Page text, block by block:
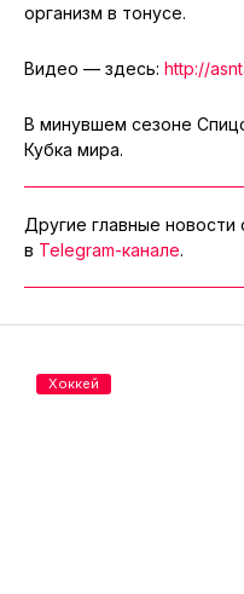
организм в тонусе.
Видео — здесь: http://
В минувшем сезоне
Кубка мира.
Другие главные
в Telegram-канале.
Хоккей